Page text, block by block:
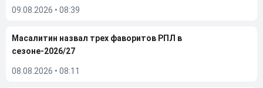
09.08.2026 • 08:39
Масалитин назвал трех фаворитов РПЛ в
сезоне-2026/27
08.08.2026 • 08:11